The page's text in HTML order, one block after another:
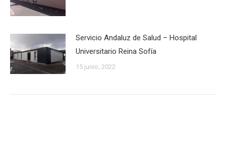
Servicio Andaluz de Salud – Hospital
Universitario Reina Sofía
15 junio, 2022